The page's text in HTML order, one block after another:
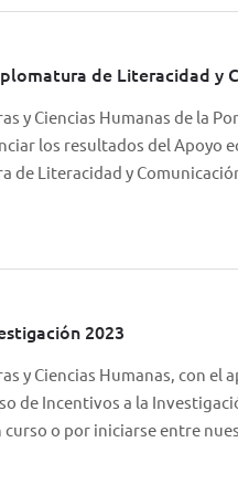
de Literacidad y
y Ciencias Humanas de la
los resultados del Apoyo
de Literacidad y
2023
y Ciencias Humanas, con
de Incentivos a la
curso o por iniciarse entre